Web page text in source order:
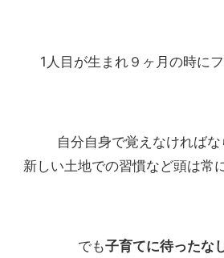
1人目が生まれ９ヶ月の時に
自分自身で覚えなければ
新しい土地での習慣など頭は常
でも子育てに待ったな